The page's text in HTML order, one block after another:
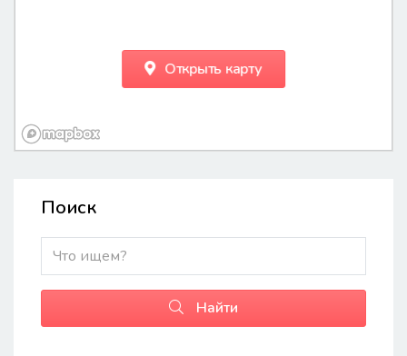
Открыть карту
Поиск
Найти